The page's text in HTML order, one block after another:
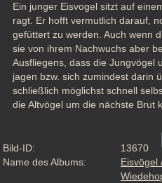
Ein junger Eisvogel sitzt auf
ragt. Er hofft vermutlich darauf,
gefüttert zu werden. Auch wenn
sie von ihrem Nachwuchs aber
Ausfliegens, dass die Jungvögel
jagen bzw. sich zumindest darin
schließlich möglichst schnell
die Altvögel um die nächste Brut
Bild-ID:
13670
Name des Albums:
Eisvögel